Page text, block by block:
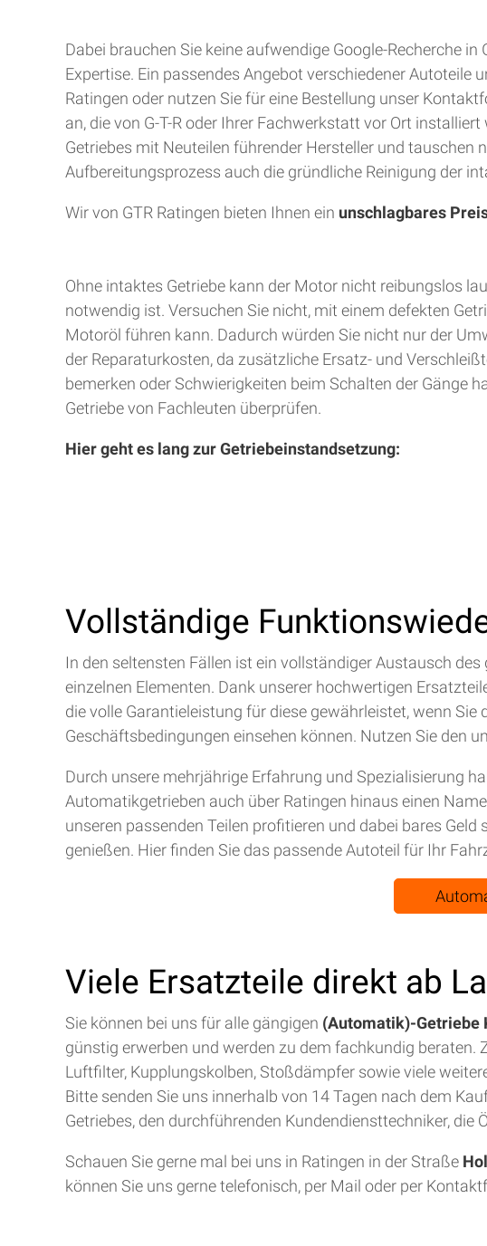
Dabei brauchen Sie keine aufwendige Google-Recherche
Expertise. Ein passendes Angebot verschiedener Autoteile
Ratingen oder nutzen Sie für eine Bestellung unser
an, die von G-T-R oder Ihrer Fachwerkstatt vor Ort
Getriebes mit Neuteilen führender Hersteller und tauschen
Aufbereitungsprozess auch die gründliche Reinigung der
Wir von GTR Ratingen bieten Ihnen ein unschlagbares
Ohne intaktes Getriebe kann der Motor nicht reibungslos
notwendig ist. Versuchen Sie nicht, mit einem defekten
Motoröl führen kann. Dadurch würden Sie nicht nur der
der Reparaturkosten, da zusätzliche Ersatz- und
bemerken oder Schwierigkeiten beim Schalten der Gänge
Getriebe von Fachleuten überprüfen.
Hier geht es lang zur Getriebeinstandsetzung:
Vollständige
In den seltensten Fällen ist ein vollständiger Austausch
einzelnen Elementen. Dank unserer hochwertigen
die volle Garantieleistung für diese gewährleistet, wenn
Geschäftsbedingungen einsehen können. Nutzen Sie den
Durch unsere mehrjährige Erfahrung und Spezialisierung
Automatikgetrieben auch über Ratingen hinaus einen
unseren passenden Teilen profitieren und dabei bares
genießen. Hier finden Sie das passende Autoteil für Ihr
Viele Ersatzteile direkt ab
Sie können bei uns für alle gängigen (Automatik)-Getriebe
günstig erwerben und werden zu dem fachkundig beraten.
Luftfilter, Kupplungskolben, Stoßdämpfer sowie viele
Bitte senden Sie uns innerhalb von 14 Tagen nach dem
Getriebes, den durchführenden Kundendiensttechniker,
Schauen Sie gerne mal bei uns in Ratingen in der Straße
können Sie uns gerne telefonisch, per Mail oder per